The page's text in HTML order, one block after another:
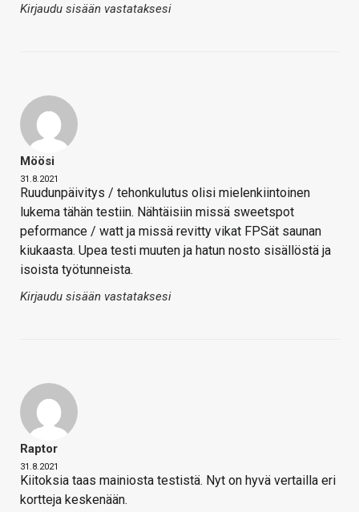
Kirjaudu sisään vastataksesi
Möösi
31.8.2021
Ruudunpäivitys / tehonkulutus olisi mielenkiintoinen
lukema tähän testiin. Nähtäisiin missä sweetspot
peformance / watt ja missä revitty vikat FPSät saunan
kiukaasta. Upea testi muuten ja hatun nosto sisällöstä ja
isoista työtunneista.
Kirjaudu sisään vastataksesi
Raptor
31.8.2021
Kiitoksia taas mainiosta testistä. Nyt on hyvä vertailla eri
kortteja keskenään.